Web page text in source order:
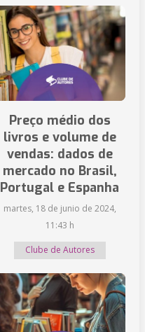
Preço médio dos
livros e volume de
vendas: dados de
mercado no Brasil,
Portugal e Espanha
martes, 18 de junio de 2024,
11:43 h
Clube de Autores